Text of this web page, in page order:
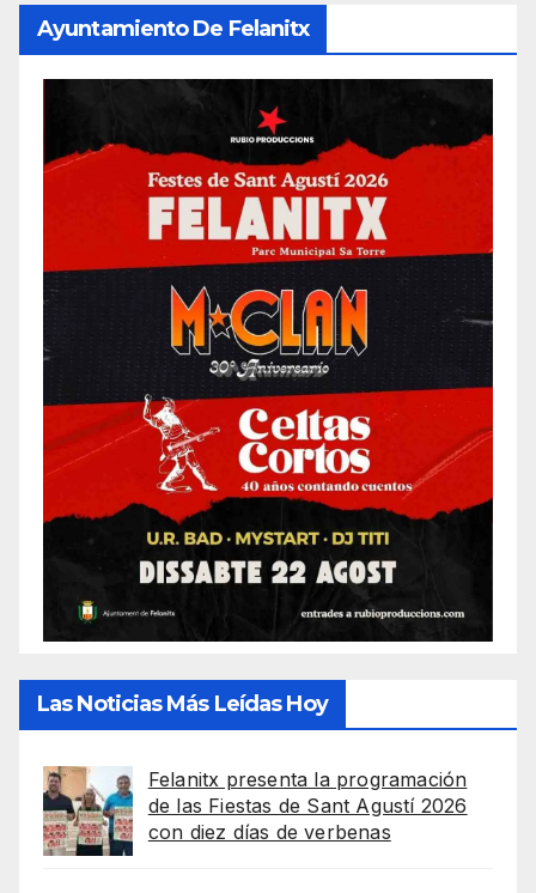
Ayuntamiento De Felanitx
Las Noticias Más Leídas Hoy
Felanitx presenta la programación
de las Fiestas de Sant Agustí 2026
con diez días de verbenas